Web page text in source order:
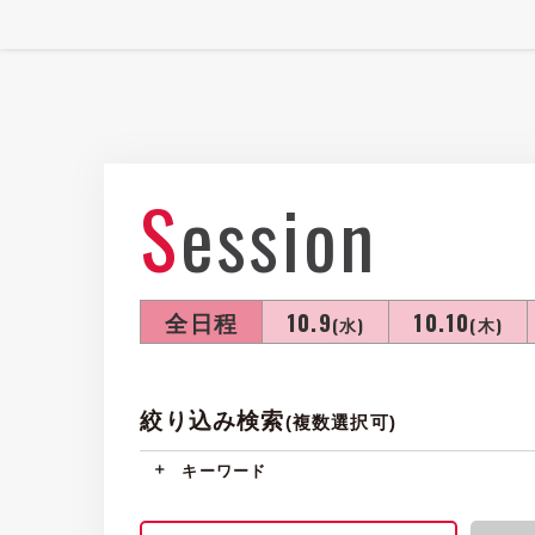
Session
全日程 10.9(水) 10.10(木)
絞り込み検索(複数選択可)
キーワード